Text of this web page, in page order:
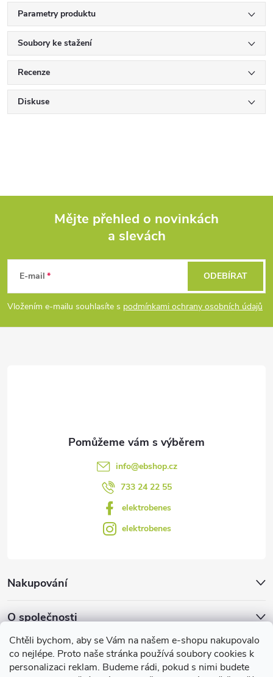
Chtěli bychom, aby se Vám na našem e-shopu nakupovalo
co nejlépe. Proto naše stránka používá soubory cookies k
personalizaci reklam. Budeme rádi, pokud s nimi budete
Parametry produktu
Soubory ke stažení
Recenze
Diskuse
p
a
Mějte přehled o novinkách
a slevách
E-mail
Vložením e-mailu souhlasíte s podmínkami ochrany osobních údajů
ODEBÍRAT
Nakupování
O společnosti
Facebook
info@ebshop.cz
733 24 22 55
elektrobenes
elektrobenes